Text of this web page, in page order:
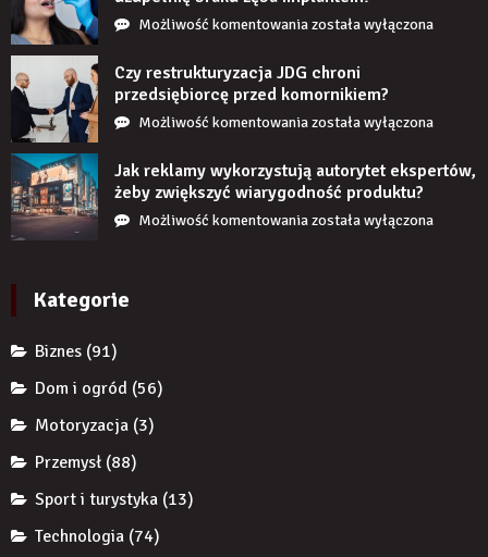
Możliwość komentowaniaCo
stanie,
jeśli
przez
czas
nie
uzupełnię
braku
została wyłączona
Czy restrukturyzacja JDG chroni
przedsiębiorcę przed komornikiem?
Możliwość komentowaniaCzy
JDG
chroni
przedsiębiorcę
została wyłączona
Jak reklamy wykorzystują autorytet ekspertów,
żeby zwiększyć wiarygodność produktu?
Możliwość komentowaniaJak
została wyłączona
Kategorie
Biznes (91)
Dom i ogród (56)
Motoryzacja (3)
Przemysł (88)
Sport i turystyka (13)
Technologia (74)